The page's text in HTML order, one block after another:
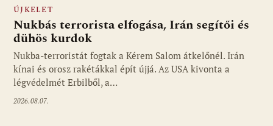
ÚJKELET
Nukbás terrorista elfogása, Irán segítői és
dühös kurdok
Nukba-terroristát fogtak a Kérem Salom átkelőnél. Irán
kínai és orosz rakétákkal épít újjá. Az USA kivonta a
légvédelmét Erbilből, a…
2026.08.07.